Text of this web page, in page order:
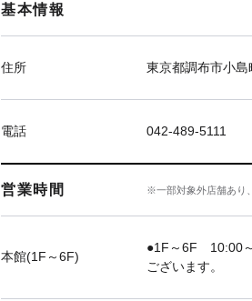
基本情報
住所 東京都調布市小島
電話 042-489-5111
営業時間 ※一部対象外店舗あり
本館(1F～6F)
●1F～6F 10:00
ございます。